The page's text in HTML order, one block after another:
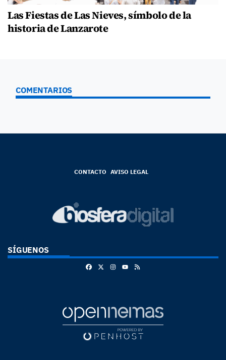
Las Fiestas de Las Nieves, símbolo de la
historia de Lanzarote
COMENTARIOS
CONTACTO AVISO LEGAL
SÍGUENOS
FacebookInstagram